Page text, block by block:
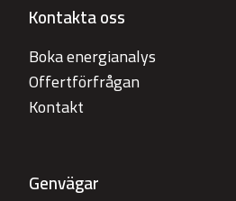
Kontakta oss
Boka energianalys
Offertförfrågan
Kontakt
Genvägar